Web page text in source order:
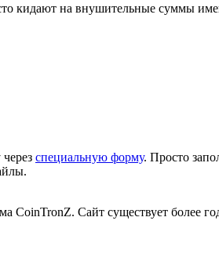
кидают на внушительные суммы
специальную форму. Просто
Сайт существует более